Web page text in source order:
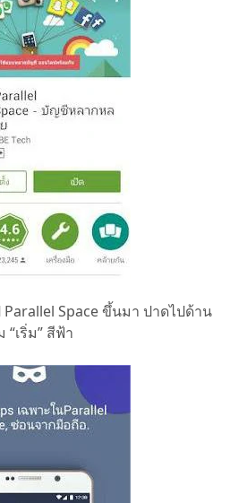
Parallel Space ขึ้นมา ปาดไปด้าน
“เริ่ม” สีฟ้า